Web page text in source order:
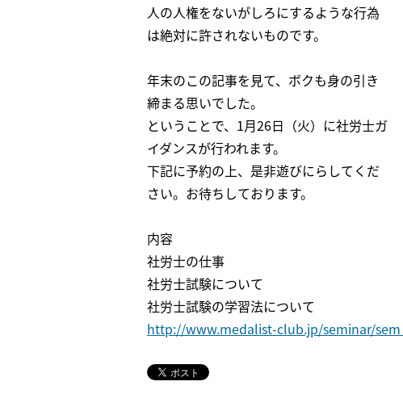
人の人権をないがしろにするような行為
は絶対に許されないものです。
年末のこの記事を見て、ボクも身の引き
締まる思いでした。
ということで、1月26日（火）に社労士ガ
イダンスが行われます。
下記に予約の上、是非遊びにらしてくだ
さい。お待ちしております。
内容
社労士の仕事
社労士試験について
社労士試験の学習法について
http://www.medalist-club.jp/seminar/